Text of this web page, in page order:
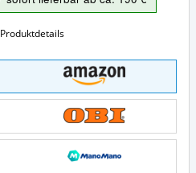
Produktdetails